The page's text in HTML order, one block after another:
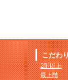
こだわ
2階以上
最上階